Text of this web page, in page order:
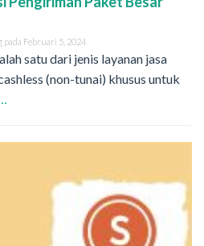
pada Februari 5, 2024
satu dari jenis layanan jasa
(non-tunai) khusus untuk